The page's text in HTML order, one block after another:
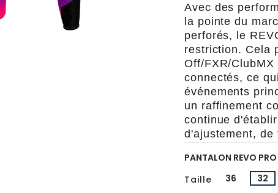
Avec des
la pointe du
perforés, le
restriction. Cela
Off/FXR/
connectés, ce
événements
un raffinement
continue
d'ajustement,
PANTALON REVO PRO
Taille
36 32